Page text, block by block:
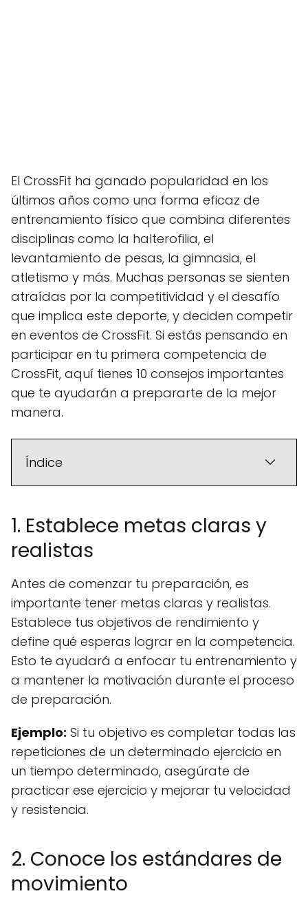
El CrossFit ha ganado popularidad en los
últimos años como una forma eficaz de
entrenamiento físico que combina diferentes
disciplinas como la halterofilia, el
levantamiento de pesas, la gimnasia, el
atletismo y más. Muchas personas se sienten
atraídas por la competitividad y el desafío
que implica este deporte, y deciden competir
en eventos de CrossFit. Si estás pensando en
participar en tu primera competencia de
CrossFit, aquí tienes 10 consejos importantes
que te ayudarán a prepararte de la mejor
manera.
Índice
1. Establece metas claras y
realistas
Antes de comenzar tu preparación, es
importante tener metas claras y realistas.
Establece tus objetivos de rendimiento y
define qué esperas lograr en la competencia.
Esto te ayudará a enfocar tu entrenamiento y
a mantener la motivación durante el proceso
de preparación.
Ejemplo: Si tu objetivo es completar todas las
repeticiones de un determinado ejercicio en
un tiempo determinado, asegúrate de
practicar ese ejercicio y mejorar tu velocidad
y resistencia.
2. Conoce los estándares de
movimiento